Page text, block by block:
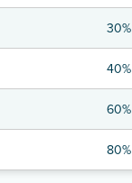
30%
40%
60%
80%